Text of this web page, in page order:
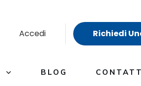
Accedi Richiedi
BLOG